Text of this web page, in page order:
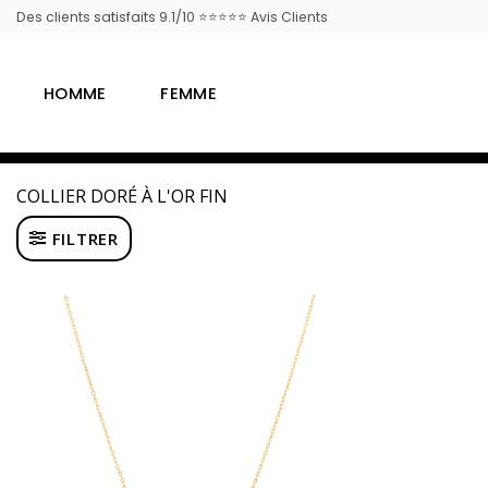
Passer
Des clients satisfaits 9.1/10 ⭐⭐⭐⭐⭐ Avis Clients
HOMME FEMME
COLLIER DORÉ À L'OR FIN
FILTRER